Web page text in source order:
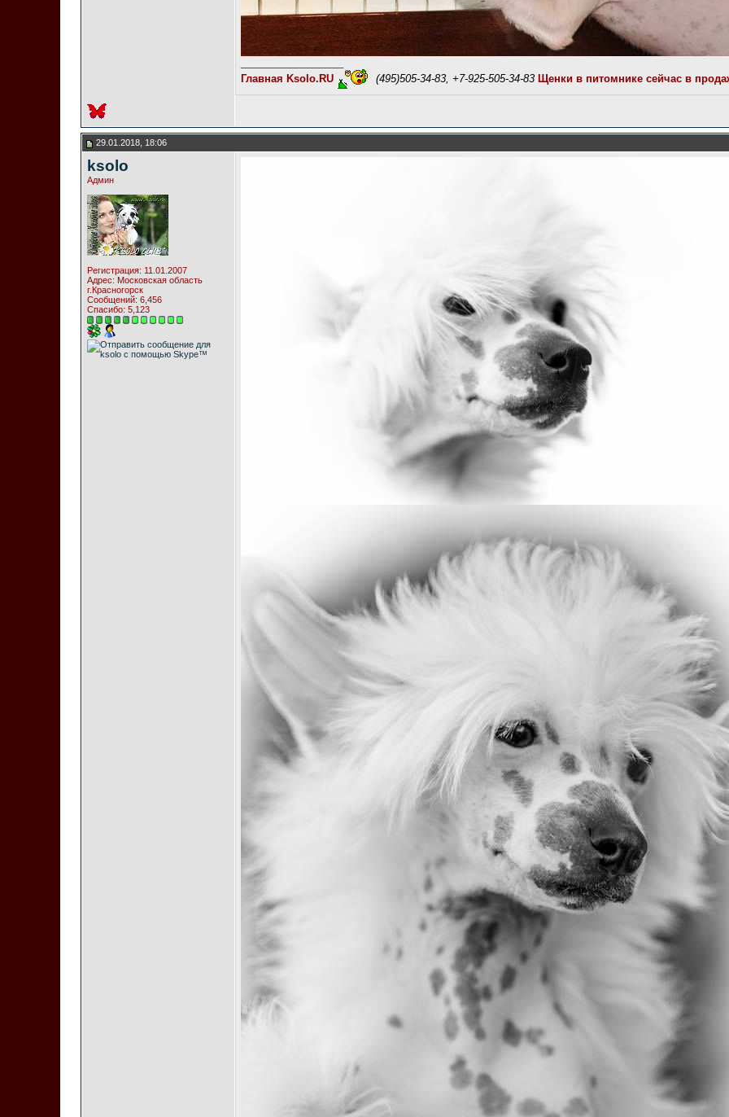
Главная Ksolo.RU
(495)505-34-83, +7-925-505-34-83 Щенки в питомнике сейчас в
29.01.2018, 18:06
ksolo
Админ
Регистрация: 11.01.2007
Адрес: Московская область
г.Красногорск
Сообщений: 6,456
Спасибо: 5,123